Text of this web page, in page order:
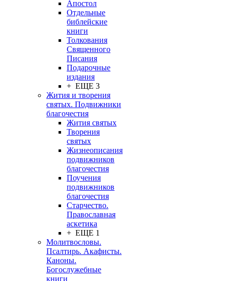
Апостол
Отдельные
библейские
книги
Толкования
Священного
Писания
Подарочные
издания
+ ЕЩЕ 3
Жития и творения
святых. Подвижники
благочестия
Жития святых
Творения
святых
Жизнеописания
подвижников
благочестия
Поучения
подвижников
благочестия
Старчество.
Православная
аскетика
+ ЕЩЕ 1
Молитвословы.
Псалтирь. Акафисты.
Каноны.
Богослужебные
книги